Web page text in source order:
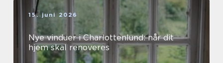
15. juni 2026
Nye vinduer i Charlottenlund: når dit
hjem skal renoveres